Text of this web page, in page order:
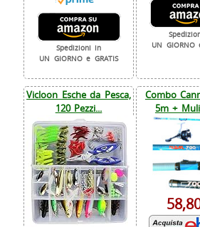
Spedizioni in
UN GIORNO e GRATIS
UN GIORNO
Vicloon Esche da Pesca,
120 Pezzi...
Combo
5m +